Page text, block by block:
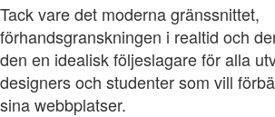
Tack vare det moderna gränssnittet,
förhandsgranskningen i realtid och
den en idealisk följeslagare för alla
designers och studenter som vill
sina webbplatser.